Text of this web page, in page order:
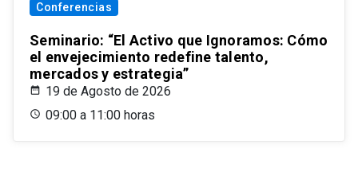
Conferencias
Seminario: “El Activo que Ignoramos: Cómo
el envejecimiento redefine talento,
mercados y estrategia”
19 de Agosto de 2026
09:00 a 11:00 horas